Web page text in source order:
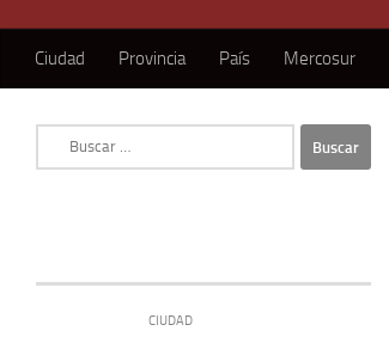
Ciudad Provincia País Mercosur
CIUDAD